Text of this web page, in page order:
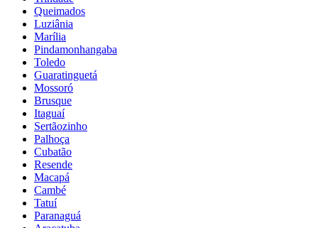
Queimados
Luziânia
Marília
Pindamonhangaba
Toledo
Guaratinguetá
Mossoró
Brusque
Itaguaí
Sertãozinho
Palhoça
Cubatão
Resende
Macapá
Cambé
Tatuí
Paranaguá